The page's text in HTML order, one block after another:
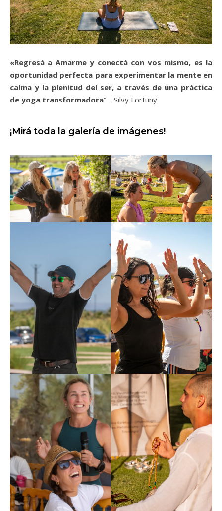
«Regresá a Amarme y conectá con vos mismo, es la
oportunidad perfecta para experimentar la mente en
calma y la plenitud del ser, a través de una práctica
de yoga transformadora” – Silvy Fortuny
¡Mirá toda la galería de imágenes!